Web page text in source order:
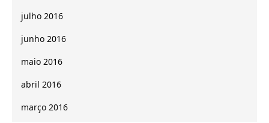
julho 2016
junho 2016
maio 2016
abril 2016
março 2016